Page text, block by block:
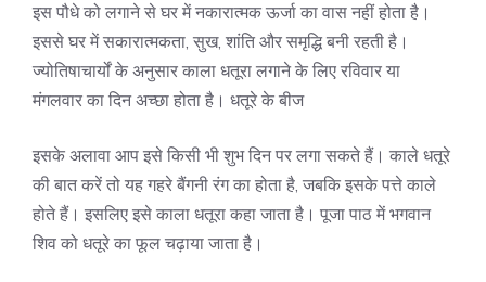
इस पौधे को लगाने से घर में नकारात्मक ऊर्जा का वास नहीं होता है।
इससे घर में सकारात्मकता, सुख, शांति और समृद्धि बनी रहती है।
ज्योतिषाचार्यों के अनुसार काला धतूरा लगाने के लिए रविवार या
मंगलवार का दिन अच्छा होता है। धतूरे के बीज
इसके अलावा आप इसे किसी भी शुभ दिन पर लगा सकते हैं। काले धतूरे
की बात करें तो यह गहरे बैंगनी रंग का होता है, जबकि इसके पत्ते काले
होते हैं। इसलिए इसे काला धतूरा कहा जाता है। पूजा पाठ में भगवान
शिव को धतूरे का फूल चढ़ाया जाता है।